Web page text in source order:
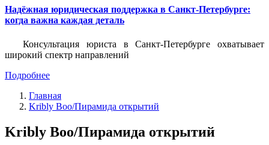
Надёжная юридическая поддержка в Санкт-Петербурге:
когда важна каждая деталь
Консультация юриста в Санкт-Петербурге охватывает
широкий спектр направлений
Подробнее
Главная
Kribly Boo/Пирамида открытий
Kribly Boo/Пирамида открытий